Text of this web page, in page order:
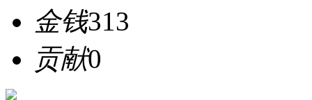
金钱313
贡献0